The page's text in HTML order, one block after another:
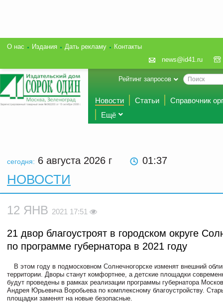
О нас Издания Дать рекламу
Контакты
news@id41.ru
Рейтинг запросов
Новости Статьи
Справочник
Ещё
сегодня: 6 августа 2026 г 01:37
НОВОСТИ
12 ЯНВ 2021 17:51
21 двор благоустроят в городском округе
по программе губернатора в 2021 году
В этом году в подмосковном Солнечногорске изменят внешний
территории. Дворы станут комфортнее, а детские площадки
будут проведены в рамках реализации программы губернатора
Андрея Юрьевича Воробьева по комплексному благоустройству.
площадки заменят на новые безопасные.